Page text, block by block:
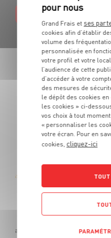
EN SAVOIR PLUS
LES
DE
Des produits de qualité et
De quoi cuisiner tous
Gressins 3 graines stiratini Panealba
Le paquet de 250g soit 7€96 le kg
Grand Frais et ses
cookies afin d’établir
volume des
personnalisée en
votre profil et votre
l’audience de cette
d’accéder à votre
des mesures de
le dépôt des cookies
les cookies » ci-
vos choix à tout
« personnaliser les
votre écran. Pour en
cookies, cliquez-ici